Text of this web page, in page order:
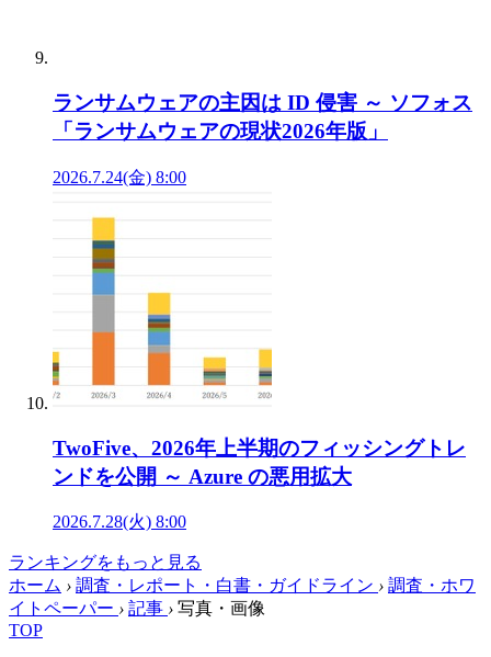
ランサムウェアの主因は ID 侵害 ～ ソフォス
「ランサムウェアの現状2026年版」
2026.7.24(金) 8:00
TwoFive、2026年上半期のフィッシングトレ
ンドを公開 ～ Azure の悪用拡大
2026.7.28(火) 8:00
ランキングをもっと見る
ホーム › 調査・レポート・白書・ガイドライン › 調査・ホワ
イトペーパー › 記事 › 写真・画像
TOP